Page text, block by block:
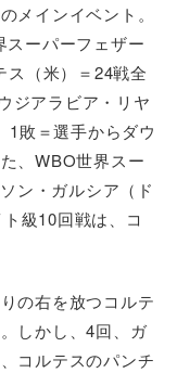
メインイベント。
スーパーフェザー
ス（米）＝24戦全
ジアラビア・リヤ
1敗＝選手からダウ
、WBO世界スー
ン・ガルシア（ド
級10回戦は、コ
の右を放つコルテ
しかし、4回、ガ
コルテスのパンチ